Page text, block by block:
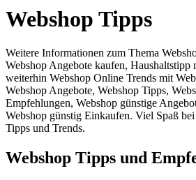
Webshop Tipps
Weitere Informationen zum Thema
Webshop Angebote kaufen, Haushaltstipp
weiterhin Webshop Online Trends mit
Webshop Angebote, Webshop Tipps,
Empfehlungen, Webshop günstige
Webshop günstig Einkaufen. Viel Spaß
Tipps und Trends.
Webshop Tipps und